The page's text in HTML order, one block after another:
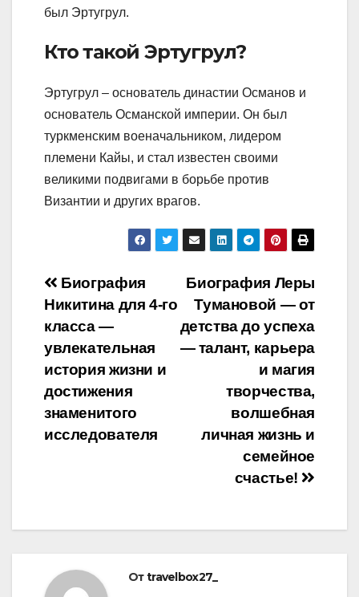
был Эртугрул.
Кто такой Эртугрул?
Эртугрул – основатель династии Османов и
основатель Османской империи. Он был
туркменским военачальником, лидером
племени Кайы, и стал известен своими
великими подвигами в борьбе против
Византии и других врагов.
Навигация
по
записям
Биография Леры
Тумановой — от
детства до успеха
— талант, карьера
и магия
творчества,
волшебная
личная жизнь и
семейное
счастье!
Биография
Никитина для 4-го
класса —
увлекательная
история жизни и
достижения
знаменитого
исследователя
Отtravelbox27_